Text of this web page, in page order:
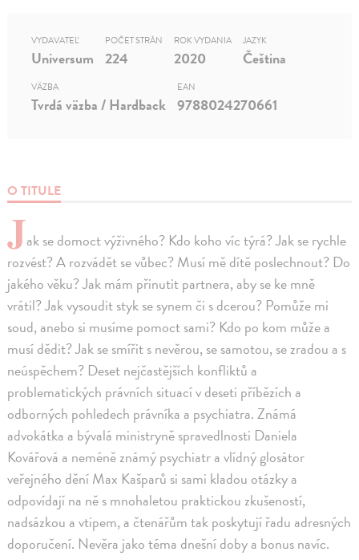
O TITULE
Jak se domoct výživného? Kdo koho víc týrá? Jak se rychle
rozvést? A rozvádět se vůbec? Musí mě dítě poslechnout? Do
jakého věku? Jak mám přinutit partnera, aby se ke mně
vrátil? Jak vysoudit styk se synem či s dcerou? Pomůže mi
soud, anebo si musíme pomoct sami? Kdo po kom může a
musí dědit? Jak se smířit s nevěrou, se samotou, se zradou a s
neúspěchem? Deset nejčastějších konfliktů a
problematických právních situací v deseti příbězích a
odborných pohledech právníka a psychiatra. Známá
advokátka a bývalá ministryně spravedlnosti Daniela
Kovářová a neméně známý psychiatr a vlídný glosátor
veřejného dění Max Kašparů si sami kladou otázky a
odpovídají na ně s mnohaletou praktickou zkušeností,
nadsázkou a vtipem, a čtenářům tak poskytují řadu adresných
doporučení. Nevěra jako téma dnešní doby a bonus navíc.
VYDAVATEĽ
Universum
POČET STRÁN
224
ROK VYDANIA
2020
JAZYK
Čeština
VÄZBA
Tvrdá väzba / Hardback
EAN
9788024270661